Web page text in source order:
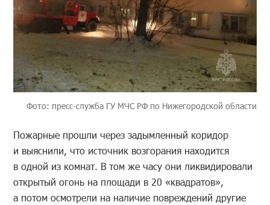
Фото: пресс-служба ГУ МЧС РФ по Нижегородской области
Пожарные прошли через задымленный коридор
и выяснили, что источник возгорания находится
в одной из комнат. В том же часу они ликвидировали
открытый огонь на площади в 20 «квадратов»,
а потом осмотрели на наличие повреждений другие